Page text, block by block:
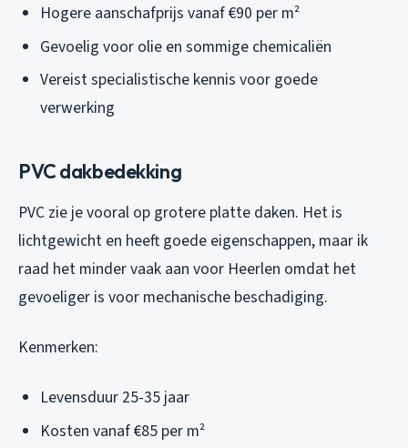
Hogere aanschafprijs vanaf €90 per m²
Gevoelig voor olie en sommige chemicaliën
Vereist specialistische kennis voor goede
verwerking
PVC dakbedekking
PVC zie je vooral op grotere platte daken. Het is
lichtgewicht en heeft goede eigenschappen, maar ik
raad het minder vaak aan voor Heerlen omdat het
gevoeliger is voor mechanische beschadiging.
Kenmerken:
Levensduur 25-35 jaar
Kosten vanaf €85 per m²